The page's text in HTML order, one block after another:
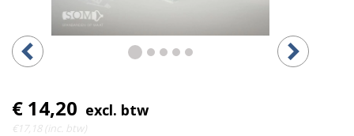
€ 14,20 excl. btw
€17,18 (inc. btw)